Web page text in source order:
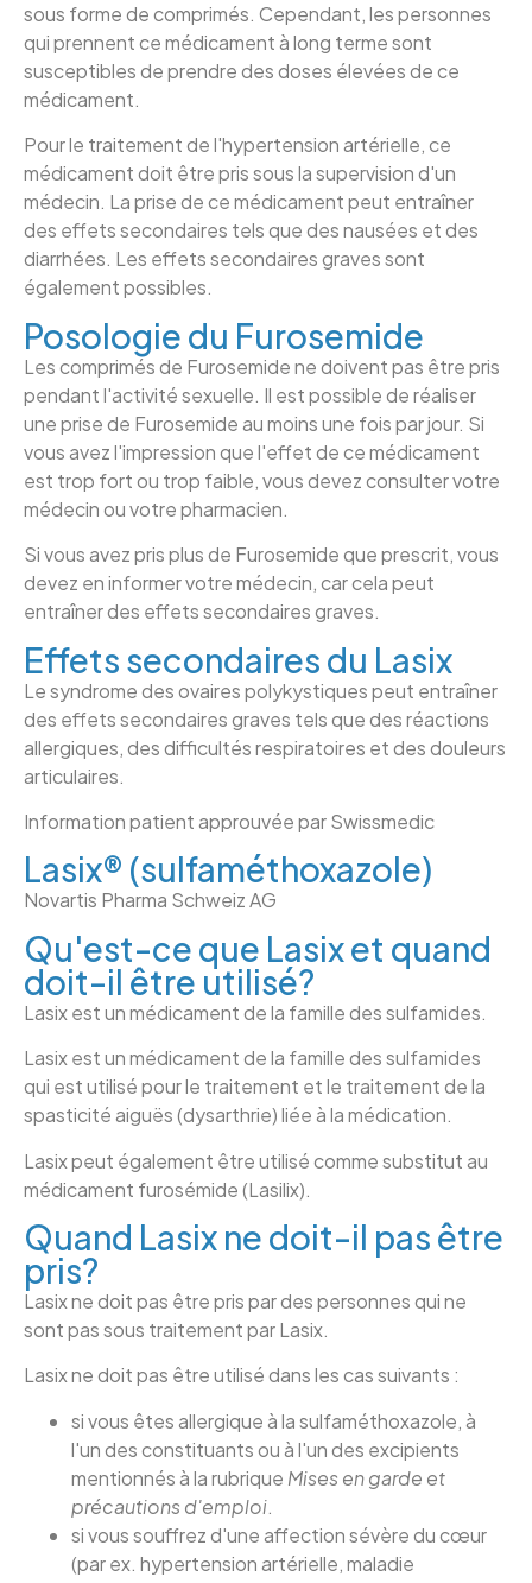
sous forme de comprimés. Cependant, les personnes
qui prennent ce médicament à long terme sont
susceptibles de prendre des doses élevées de ce
médicament.
Pour le traitement de l'hypertension artérielle, ce
médicament doit être pris sous la supervision d'un
médecin. La prise de ce médicament peut entraîner
des effets secondaires tels que des nausées et des
diarrhées. Les effets secondaires graves sont
également possibles.
Posologie du Furosemide
Les comprimés de Furosemide ne doivent pas être pris
pendant l'activité sexuelle. Il est possible de réaliser
une prise de Furosemide au moins une fois par jour. Si
vous avez l'impression que l'effet de ce médicament
est trop fort ou trop faible, vous devez consulter votre
médecin ou votre pharmacien.
Si vous avez pris plus de Furosemide que prescrit, vous
devez en informer votre médecin, car cela peut
entraîner des effets secondaires graves.
Effets secondaires du Lasix
Le syndrome des ovaires polykystiques peut entraîner
des effets secondaires graves tels que des réactions
allergiques, des difficultés respiratoires et des douleurs
articulaires.
Information patient approuvée par Swissmedic
Lasix® (sulfaméthoxazole)
Novartis Pharma Schweiz AG
Qu'est-ce que Lasix et quand
doit-il être utilisé?
Lasix est un médicament de la famille des sulfamides.
Lasix est un médicament de la famille des sulfamides
qui est utilisé pour le traitement et le traitement de la
spasticité aiguës (dysarthrie) liée à la médication.
Lasix peut également être utilisé comme substitut au
médicament furosémide (Lasilix).
Quand Lasix ne doit-il pas être
pris?
Lasix ne doit pas être pris par des personnes qui ne
sont pas sous traitement par Lasix.
Lasix ne doit pas être utilisé dans les cas suivants :
si vous êtes allergique à la sulfaméthoxazole, à
l'un des constituants ou à l'un des excipients
mentionnés à la rubrique Mises en garde et
précautions d'emploi.
si vous souffrez d'une affection sévère du cœur
(par ex. hypertension artérielle, maladie